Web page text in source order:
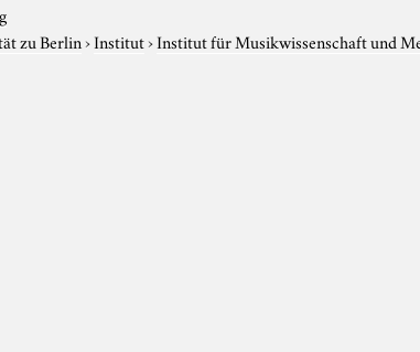
zu Berlin›Institut›Institut für Musikwissenschaft und